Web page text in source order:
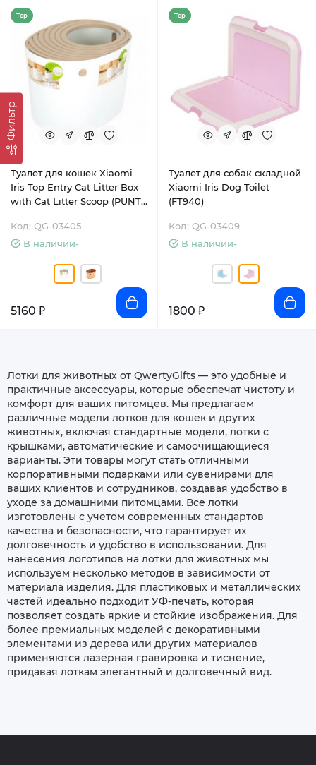
Фильтр
Top
Туалет для кошек Xiaomi
Iris Top Entry Cat Litter Box
with Cat Litter Scoop (PUNT-
Код: QG-03405
В наличии-
5160 ₽
Top
Туалет для собак складной
Xiaomi Iris Dog Toilet
(FT940)
Код: QG-03409
В наличии-
1800 ₽
Лотки для животных от QwertyGifts — это удобные и
практичные аксессуары, которые обеспечат чистоту и
комфорт для ваших питомцев. Мы предлагаем
различные модели лотков для кошек и других
животных, включая стандартные модели, лотки с
крышками, автоматические и самоочищающиеся
варианты. Эти товары могут стать отличными
корпоративными подарками или сувенирами для
ваших клиентов и сотрудников, создавая удобство в
уходе за домашними питомцами. Все лотки
изготовлены с учетом современных стандартов
качества и безопасности, что гарантирует их
долговечность и удобство в использовании. Для
нанесения логотипов на лотки для животных мы
используем несколько методов в зависимости от
материала изделия. Для пластиковых и металлических
частей идеально подходит УФ-печать, которая
позволяет создать яркие и стойкие изображения. Для
более премиальных моделей с декоративными
элементами из дерева или других материалов
применяются лазерная гравировка и тиснение,
придавая лоткам элегантный и долговечный вид.